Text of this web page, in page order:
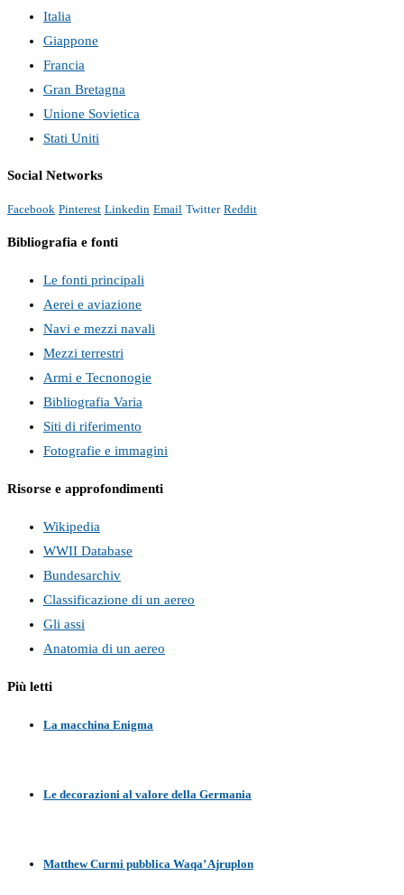
Italia
Giappone
Francia
Gran Bretagna
Unione Sovietica
Stati Uniti
Social Networks
Facebook Pinterest Linkedin Email Twitter Reddit
Bibliografia e fonti
Le fonti principali
Aerei e aviazione
Navi e mezzi navali
Mezzi terrestri
Armi e Tecnonogie
Bibliografia Varia
Siti di riferimento
Fotografie e immagini
Risorse e approfondimenti
Wikipedia
WWII Database
Bundesarchiv
Classificazione di un aereo
Gli assi
Anatomia di un aereo
Più letti
La macchina Enigma
Le decorazioni al valore della Germania
Matthew Curmi pubblica Waqa’ Ajruplon